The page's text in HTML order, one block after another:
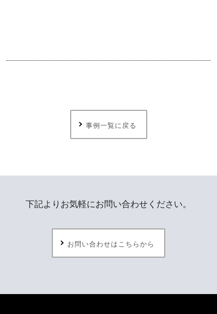
事例一覧に戻る
下記よりお気軽にお問い合わせください。
お問い合わせはこちらから